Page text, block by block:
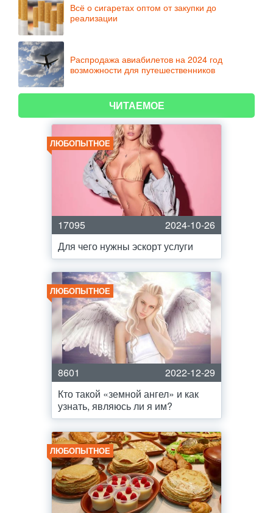
Всё о сигаретах оптом от закупки до
реализации
Распродажа авиабилетов на 2024 год
возможности для путешественников
ЧИТАЕМОЕ
ЛЮБОПЫТНОЕ
17095
2024-10-26
Для чего нужны эскорт услуги
ЛЮБОПЫТНОЕ
8601
2022-12-29
Кто такой «земной ангел» и как
узнать, являюсь ли я им?
ЛЮБОПЫТНОЕ